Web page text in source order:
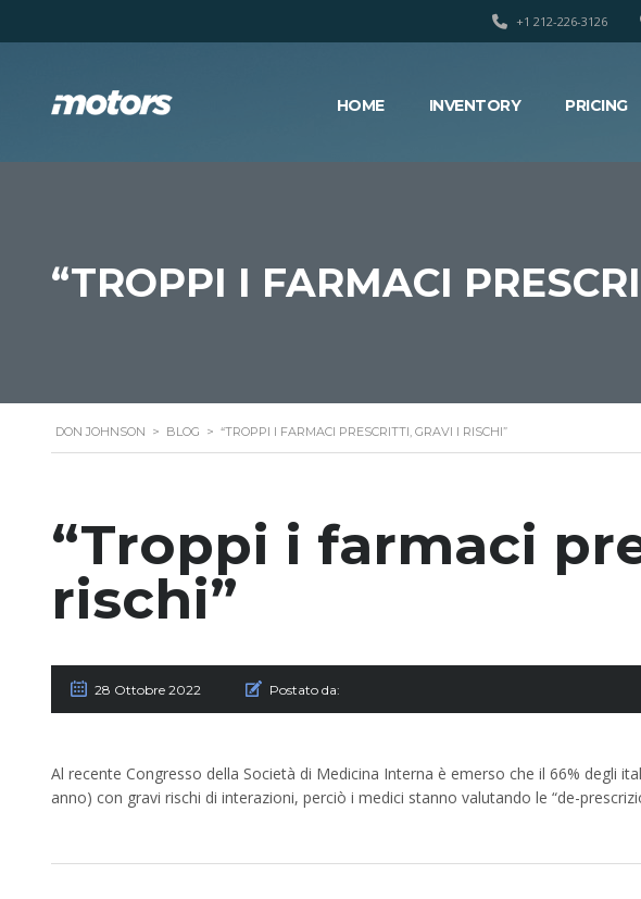
+1 212-226-3126
HOME INVENTORY PRICING
“TROPPI I FARMACI
DON JOHNSON > BLOG > “TROPPI I FARMACI PRESCRITTI, GRAVI I RISCHI”
“Troppi i farmaci
rischi”
28 Ottobre 2022 Postato da:
Al recente Congresso della Società di Medicina Interna è emerso che il 66% degli
anno) con gravi rischi di interazioni, perciò i medici stanno valutando le “de-